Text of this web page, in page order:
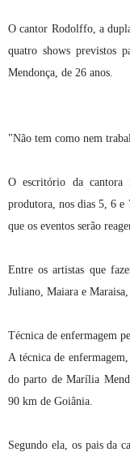
O cantor Rodolffo, a
quatro shows previstos
Mendonça, de 26 anos.
"Não tem como nem
O escritório da cantora
produtora, nos dias 5, 6
que os eventos serão
Entre os artistas que
Juliano, Maiara e Maraisa,
Técnica de enfermagem
A técnica de
do parto de Marília
90 km de Goiânia.
Segundo ela, os pais da